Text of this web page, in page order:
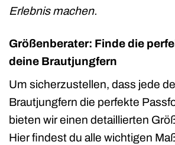
Erlebnis machen.
Größenberater: Finde die
deine Brautjungfern
Um sicherzustellen, dass jede
Brautjungfern die perfekte
bieten wir einen detaillierten
Hier findest du alle wichtigen